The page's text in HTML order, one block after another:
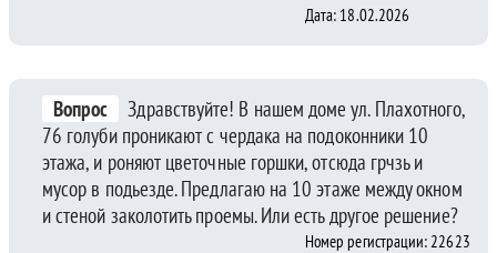
Дата: 18.02.2026
Вопрос
Здравствуйте! В нашем доме ул. Плахотного,
76 голуби проникают с чердака на подоконники 10
этажа, и роняют цветочные горшки, отсюда грчзь и
мусор в подьезде. Предлагаю на 10 этаже между окном
и стеной заколотить проемы. Или есть другое решение?
Номер регистрации: 22623